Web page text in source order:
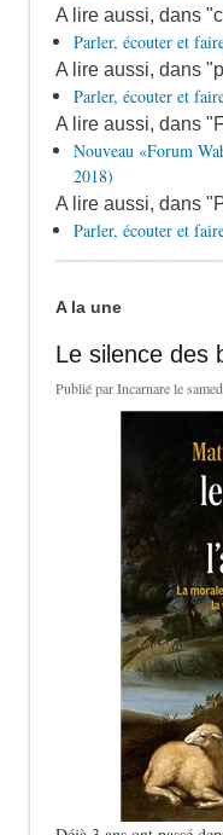
A lire aussi, dans
Parler, écouter et
A lire aussi, dans
Parler, écouter et
A lire aussi, dans
Nouveau «Forum
2018)
A lire aussi, dans
Parler, écouter et
A la une
Le silence des
Publié parIncarnarele